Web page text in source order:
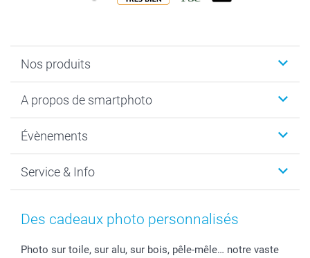
Nos produits
Cadeaux photo
MyNameBook
Développement photo & Tirage photo
Cadres photo & accessoires déco
Stickers & Etiquettes
A propos de smartphoto
Durabilité
Gestion des cookies
Mentions Légales
Affiliation
Évènements
Nouvel An
Fête des Mères
Confirmation ou communion
Service & Info
Tarifs et frais de livraison
Livraison en 48 heures
Des cadeaux photo personnalisés
Photo sur toile, sur alu, sur bois, pêle-mêle… notre vaste